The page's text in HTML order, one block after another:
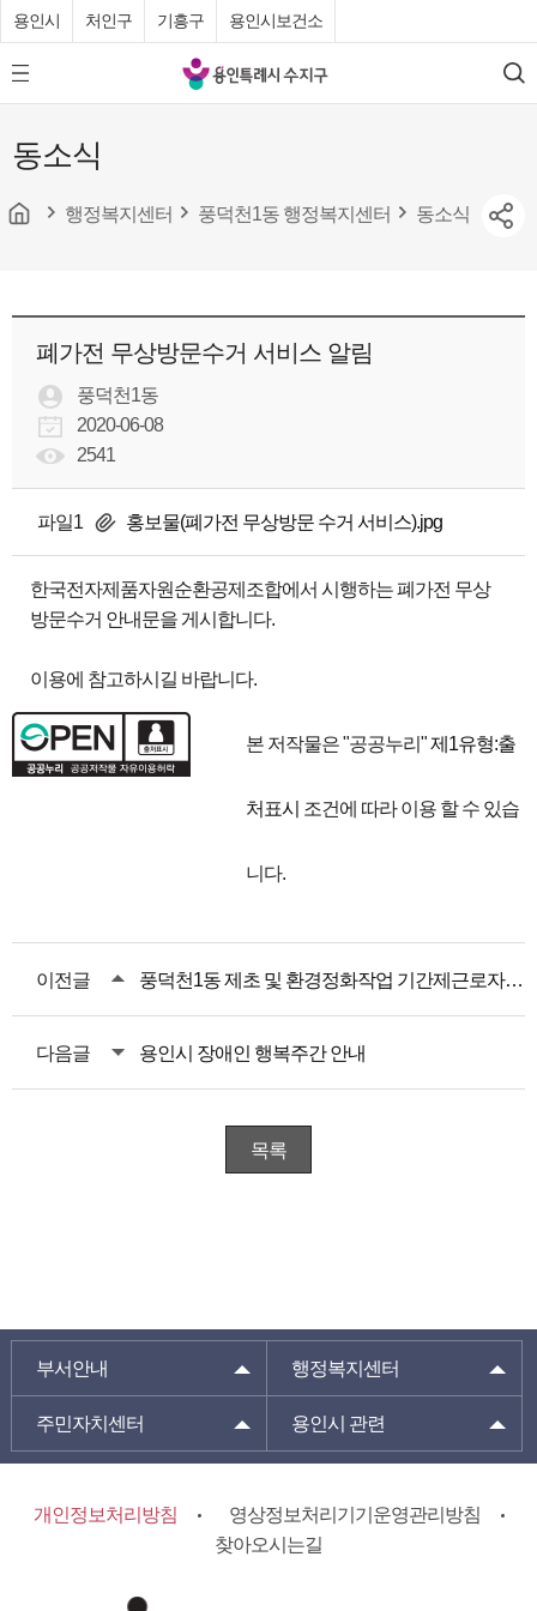
용인시 처인구 기흥구 용인시보건소
모
바
메
뉴
튼
용
인
수
청
검
색
동소식
행정복지센터 풍덕천1동 행정복지센터 동소식
폐가전 무상방문수거 서비스 알림
풍덕천1동
2020-06-08
2541
파일1 홍보물(폐가전 무상방문 수거 서비스).jpg
한국전자제품자원순환공제조합에서 시행하는 폐가전 무상
방문수거 안내문을 게시합니다.
이용에 참고하시길 바랍니다.
본 저작물은 "공공누리"제1유형:출
처표시 조건에 따라 이용 할 수 있습
니다.
이전글 풍덕천1동 제초 및 환경정화작업 기간제근로자 모집 공고
다음글 용인시 장애인 행복주간 안내
목록
부서안내 행정복지센터
주민자치센터 용인시 관련
개인정보처리방침
영상정보처리기기운영관리방침
찾아오시는길